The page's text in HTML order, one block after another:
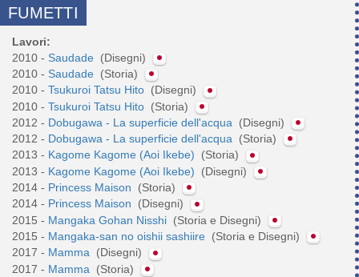
FUMETTI
Lavori:
2010 - Saudade (Disegni)
2010 - Saudade (Storia)
2010 - Tsukuroi Tatsu Hito (Disegni)
2010 - Tsukuroi Tatsu Hito (Storia)
2012 - Dobugawa - La superficie dell'acqua
(Disegni)
2012 - Dobugawa - La superficie dell'acqua
(Storia)
2013 - Kagome Kagome (Aoi Ikebe)
(Storia)
2013 - Kagome Kagome (Aoi Ikebe)
(Disegni)
2014 - Princess Maison
(Storia)
2014 - Princess Maison
(Disegni)
2015 - Mangaka Gohan Nisshi (Storia e Disegni)
2015 - Mangaka-san no oishii sashiire (Storia e Disegni)
2017 - Mamma (Disegni)
2017 - Mamma
(Storia)